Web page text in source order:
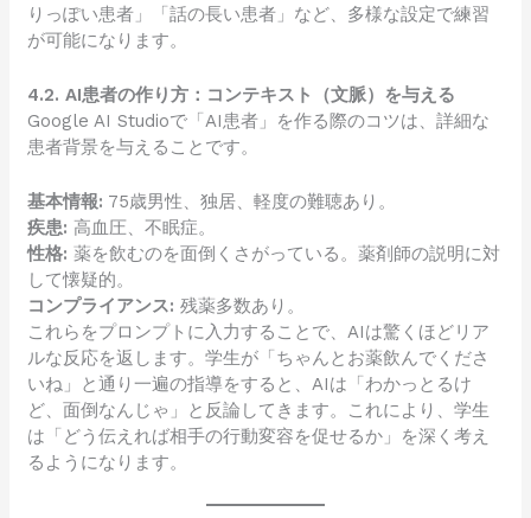
りっぽい患者」「話の長い患者」など、多様な設定で練習
が可能になります。
4.2. AI患者の作り方：コンテキスト（文脈）を与える
Google AI Studioで「AI患者」を作る際のコツは、詳細な
患者背景を与えることです。
基本情報: 75歳男性、独居、軽度の難聴あり。
疾患: 高血圧、不眠症。
性格: 薬を飲むのを面倒くさがっている。薬剤師の説明に対
して懐疑的。
コンプライアンス: 残薬多数あり。
これらをプロンプトに入力することで、AIは驚くほどリア
ルな反応を返します。学生が「ちゃんとお薬飲んでくださ
いね」と通り一遍の指導をすると、AIは「わかっとるけ
ど、面倒なんじゃ」と反論してきます。これにより、学生
は「どう伝えれば相手の行動変容を促せるか」を深く考え
るようになります。